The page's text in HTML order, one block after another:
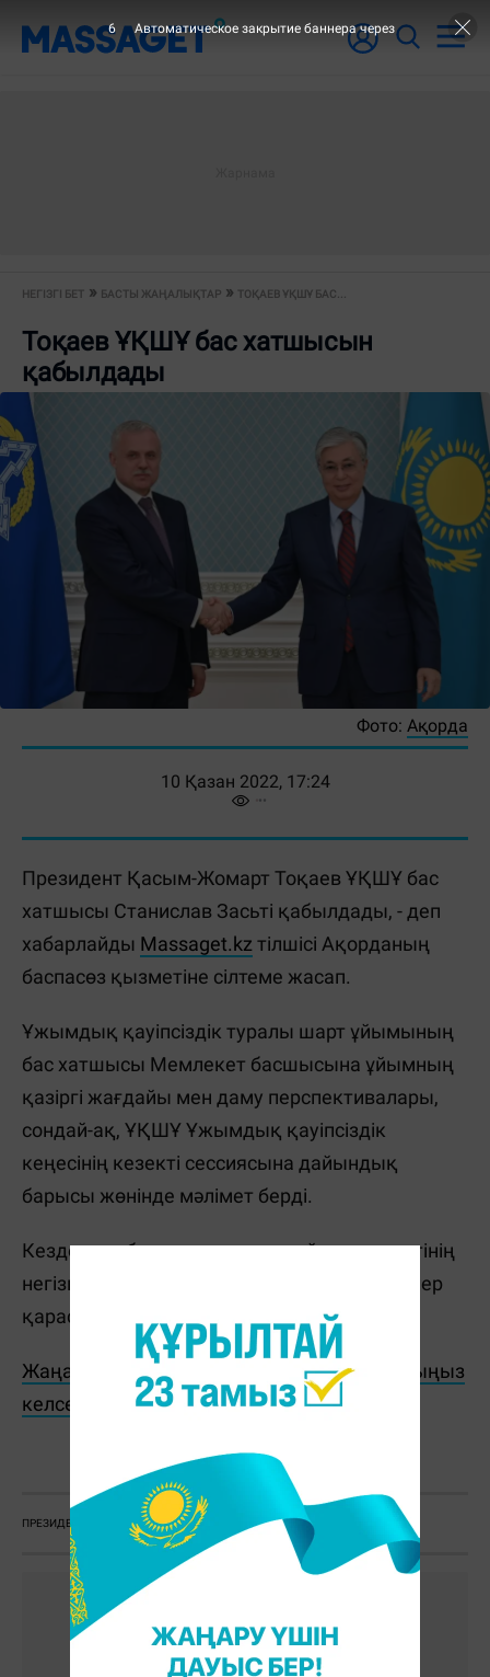
НЕГІЗГІ БЕТ БАСТЫ ЖАҢАЛЫҚТАР ТОҚАЕВ ҰҚШҰ БАС...
Тоқаев ҰҚШҰ бас хатшысын
қабылдады
Фото: Ақорда
10 Қазан 2022, 17:24
Президент Қасым-Жомарт Тоқаев ҰҚШҰ бас
хатшысы Станислав Засьті қабылдады, - деп
хабарлайды Massaget.kz тілшісі Ақорданың
баспасөз қызметіне сілтеме жасап.
Ұжымдық қауіпсіздік туралы шарт ұйымының
бас хатшысы Мемлекет басшысына ұйымның
қазіргі жағдайы мен даму перспективалары,
сондай-ақ, ҰҚШҰ Ұжымдық қауіпсіздік
кеңесінің кезекті сессиясына дайындық
барысы жөнінде мәлімет берді.
Кездесуде бұл халықаралық ұйым қызметінің
негізгі бағыттарындағы ауқымды мәселелер
қарастырылды.
Жаңалықтарды бәрінен бұрын біліп отырғыңыз
келсе, Telegram-арнамызға жазылыңыз!
Ж. Қадыржанова
ПРЕЗИДЕНТ КЕЗДЕСУ
6 Автоматическое закрытие баннера через